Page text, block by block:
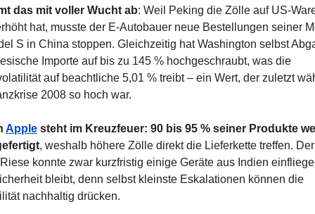
das mit voller Wucht ab: Weil Peking die Zölle auf US-
hat, musste der E-Autobauer neue Bestellungen seiner
S in China stoppen. Gleichzeitig hat Washington selbst
Importe auf bis zu 145 % hochgeschraubt, was die
auf beachtliche 5,01 % treibt – ein Wert, der zuletzt
2008 so hoch war.
Apple steht im Kreuzfeuer: 90 bis 95 % seiner Produkte
, weshalb höhere Zölle direkt die Lieferkette treffen. Der
konnte zwar kurzfristig einige Geräte aus Indien
bleibt, denn selbst kleinste Eskalationen können die
nachhaltig drücken.